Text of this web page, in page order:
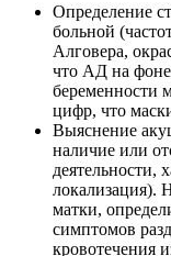
Определение
больной
Алговера,
что АД на фоне
беременности
цифр, что
Выяснение
наличие или
деятельности,
локализация).
матки,
симптомов
кровотечения